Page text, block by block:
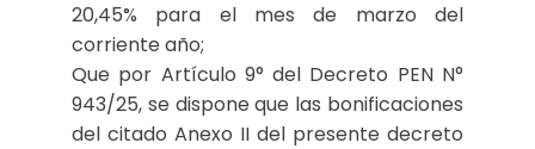
20,45% para el mes de marzo del
corriente año;
Que por Artículo 9° del Decreto PEN N°
943/25, se dispone que las bonificaciones
del citado Anexo II del presente decreto